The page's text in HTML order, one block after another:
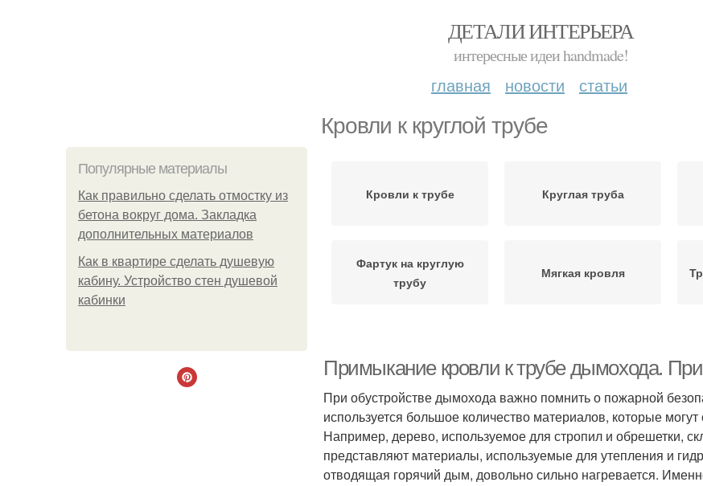
ДЕТАЛИ ИНТЕРЬЕРА
интересные идеи handmade!
главная новости статьи
Кровли к круглой трубе
Популярные материалы
Как правильно сделать отмостку из
бетона вокруг дома. Закладка
дополнительных материалов
Как в квартире сделать душевую
кабину. Устройство стен душевой
кабинки
Кровли к трубе Круглая труба
Фартук на круглую
трубу
Мягкая кровля
Кровли из профнастила Дымоход через кровлю
Примыкание кровли к трубе дымохода.
При обустройстве дымохода важно помнить о пожарной
используется большое количество материалов, которые
Например, дерево, используемое для стропил и обрешетки,
представляют материалы, используемые для утепления и
отводящая горячий дым, довольно сильно нагревается.